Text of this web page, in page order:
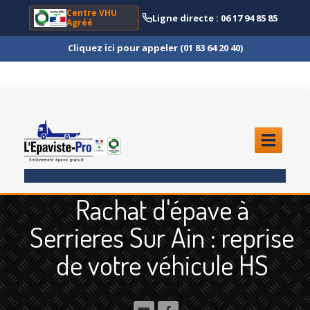
Centre VHU
Agréé
Ligne directe : 06 17 94 85 85
Cliquez ici pour appeler (01 83 64 20 40)
ENLÈVEMENTÉPAVE
Quoi ?
Scooteret Moto
Camion
et Poids Lourd
Rachat d'épave à
Serrieres Sur Ain : reprise
de votre véhicule HS